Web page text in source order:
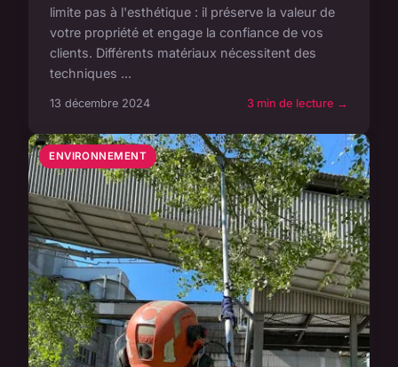
limite pas à l'esthétique : il préserve la valeur de
votre propriété et engage la confiance de vos
clients. Différents matériaux nécessitent des
techniques ...
13 décembre 2024 3 min de lecture →
ENVIRONNEMENT